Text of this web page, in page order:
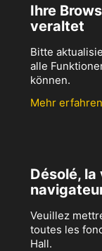
Ihre
veraltet
Bitte
alle
können.
Mehr erfahren
Désolé,
Veuillez
toutes les
Hall.